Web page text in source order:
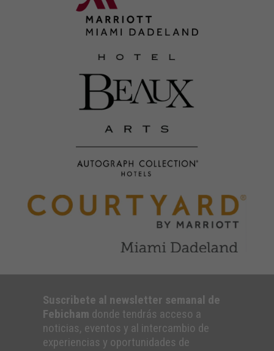
Suscribete al newsletter semanal de
Febicham donde tendrás acceso a
noticias, eventos y al intercambio de
experiencias y oportunidades de